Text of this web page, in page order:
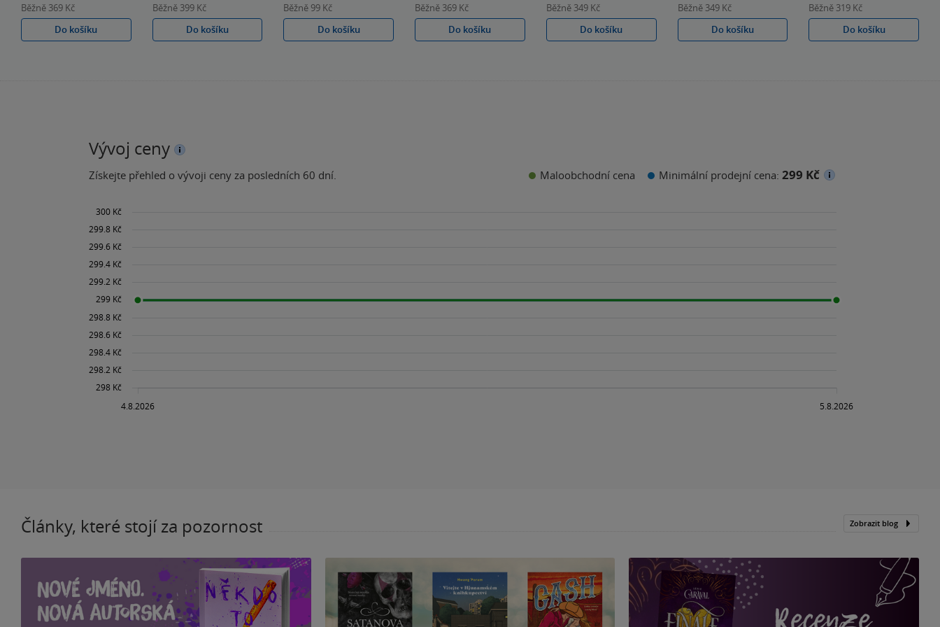
Běžně 369 Kč
Do košíku
Běžně 399 Kč
Do košíku
Běžně 99 Kč
Do košíku
Běžně 369 Kč
Do košíku
Běžně 349 Kč
Do košíku
Běžně 349 Kč
Do košíku
Běžně 319 Kč
Do košíku
Vývoj ceny
Získejte přehled o vývoji ceny za posledních 60 dní. Maloobchodní cena Minimální prodejní cena: 299 Kč
Články, které stojí za pozornost Zobrazit blog